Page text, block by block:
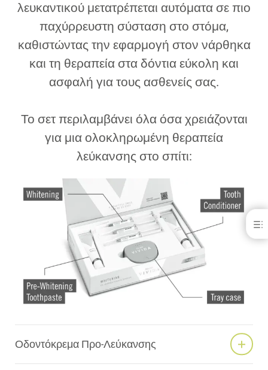
Kulzer Vivida Home Kit
ΣΎΝΘΕΣΗ HPS
ΤΟ KULZER VIVIDA ΣΤΗΝ ΠΡΑΞΗ
ΒΙΝΤΕΟ ΒΗΜΑ ΠΡΟΣ ΒΗΜΑ
MARKETING ΥΠΟΣΤΗΡΙΞΗ
PROPHY PEN KIT
λευκαντικού μετατρέπεται αυτόματα σε πιο
παχύρρευστη σύσταση στο στόμα,
καθιστώντας την εφαρμογή στον νάρθηκα
και τη θεραπεία στα δόντια εύκολη και
ασφαλή για τους ασθενείς σας.
Το σετ περιλαμβάνει όλα όσα χρειάζονται
για μια ολοκληρωμένη θεραπεία
λεύκανσης στο σπίτι:
Οδοντόκρεμα Προ-Λεύκανσης